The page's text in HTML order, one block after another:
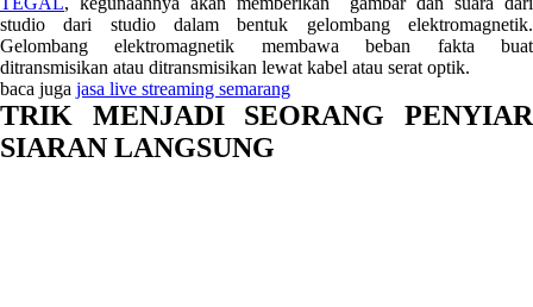
studio dari studio dalam bentuk gelombang elektromagnetik.
Gelombang elektromagnetik membawa beban fakta buat
ditransmisikan atau ditransmisikan lewat kabel atau serat optik.
baca juga jasa live streaming semarang
TRIK MENJADI SEORANG PENYIAR
SIARAN LANGSUNG